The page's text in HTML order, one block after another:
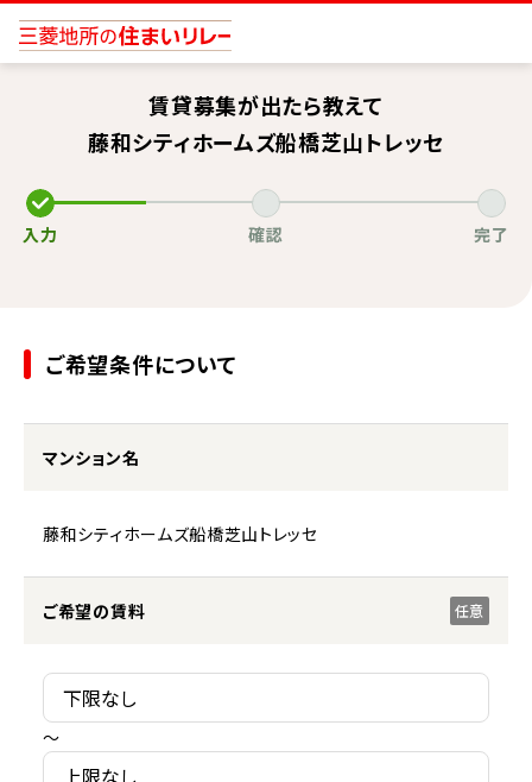
賃貸募集が出たら教えて
藤和シティホームズ船橋芝山トレッセ
入力 確認 完了
ご希望条件について
マンション名
藤和シティホームズ船橋芝山トレッセ
ご希望の賃料 任意
～